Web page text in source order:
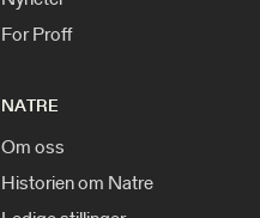
For Proff
NATRE
Om oss
Historien om Natre